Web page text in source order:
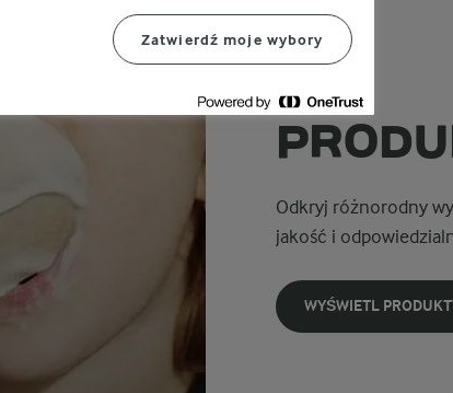
Odkryj różnorodny
jakość i
WYŚWIETL
Zatwierdź moje wybory